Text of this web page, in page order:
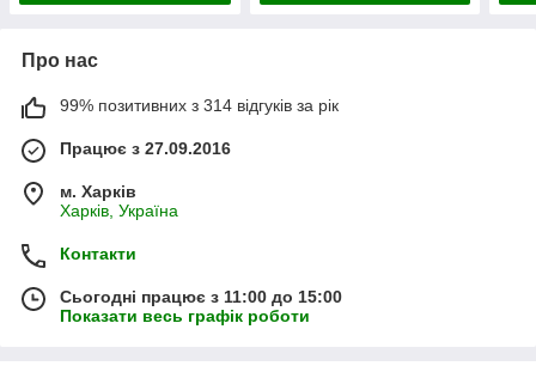
Про нас
99% позитивних з 314 відгуків за рік
Працює з 27.09.2016
м. Харків
Харків, Україна
Контакти
Сьогодні працює з 11:00 до 15:00
Показати весь графік роботи